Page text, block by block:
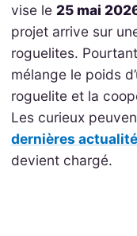
vise le 25 mai
projet arrive sur
roguelites.
mélange le poids
roguelite et la
Les curieux
dernières
devient chargé.